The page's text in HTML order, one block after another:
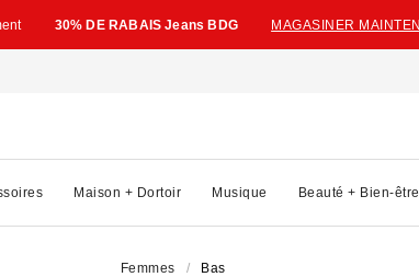
30% DE RABAIS Jeans BDG MAGASINER
Maison + Dortoir Musique Beauté + Bien-être
Femmes Bas